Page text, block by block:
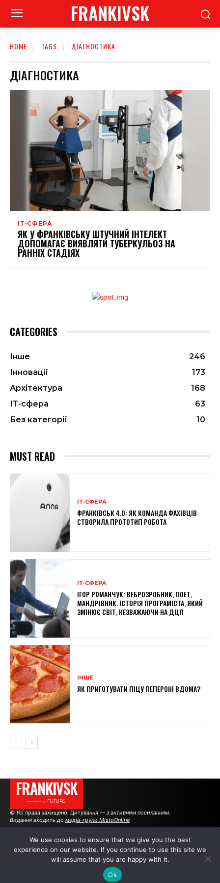
FRANKIVSK
HOME TAGS ДІАГНОСТИКА
ДІАГНОСТИКА
ІТ-СФЕРА
ЯК У ФРАНКІВСЬКУ ШТУЧНИЙ ІНТЕЛЕКТ
ДОПОМАГАЄ ВИЯВЛЯТИ ТУБЕРКУЛЬОЗ НА
РАННІХ СТАДІЯХ
CATEGORIES
Інше
246
Інновації
173
Архітектура
168
ІТ-сфера
63
Без категорії
10
MUST READ
ІТ-СФЕРА
ФРАНКІВСЬК 4.0: ЯК КОМАНДА ФАХІВЦІВ
СТВОРИЛА ПРОТОТИП РОБОТА
ІТ-СФЕРА
ІГОР РОМАНЧУК: ВЕБРОЗРОБНИК, ПОЕТ,
МАНДРІВНИК. ІСТОРІЯ ПРОГРАМІСТА, ЯКИЙ
ЗМІНЮЄ СВІТ, НЕЗВАЖАЮЧИ НА ДЦП
ІНШЕ
ЯК ПРИГОТУВАТИ ПІЦУ ПЕПЕРОНІ ВДОМА?
FRANKIVSK
———→ FUTURE
© Усі права захищено. Цитування — з активним посиланням.
Видання входить до медіа-групи MistoOnline
АВТОРИ РЕКЛАМА НА САЙТІ
We use cookies to ensure that we give you the best
experience on our website. If you continue to use this site we
will assume that you are happy with it.
Ok